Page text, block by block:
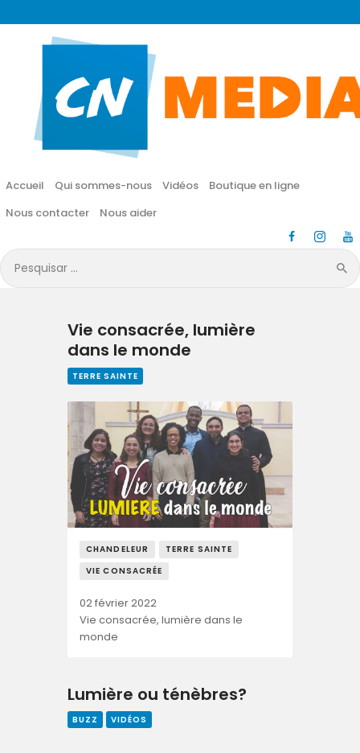
Accueil Qui sommes-nous Vidéos
Boutique en ligne
Nous contacter
Nous aider
Pesquisar
por:
CN MÉDIA
Une vie nouvelle en JESUS !
Accueil
Vidéos
Boutique en ligne
Nous aider
Vie consacrée, lumière
dans le monde
TERRE SAINTE
CHANDELEUR
TERRE SAINTE
VIE CONSACRÉE
02 février 2022
Vie consacrée, lumière dans le
monde
Lumière ou ténèbres?
BUZZ VIDÉOS